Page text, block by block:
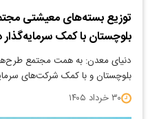
توزیع بسته‌های معیشتی
بلوچستان با کمک سرمایه‌گذار
دنیای معدن: به همت مجتمع
بلوچستان و با کمک شرکت‌های
۳۰ خرداد ۱۴۰۵